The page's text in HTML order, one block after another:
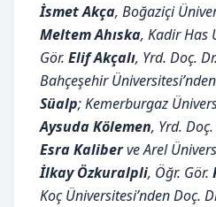
İsmet Akça, Boğaziçi
Meltem Ahıska, Kadir Has
Gör. Elif Akçalı, Yrd. Doç. Dr.
Bahçeşehir
Süalp; Kemerburgaz
Aysuda Kölemen, Yrd.
Esra Kaliberve Arel
İlkay Özkuralpli, Öğr. Gör.
Koç Üniversitesi’nden Doç.